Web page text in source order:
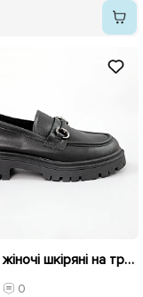
Лофери жіночі шкіряні на тракторній підошві 589564 Чорні розпродаж
0